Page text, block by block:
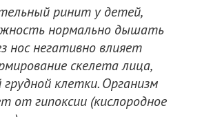
ринит у детей,
нормально дышать
нос негативно влияет
скелета лица,
клетки. Организм
от гипоксии (кислородное